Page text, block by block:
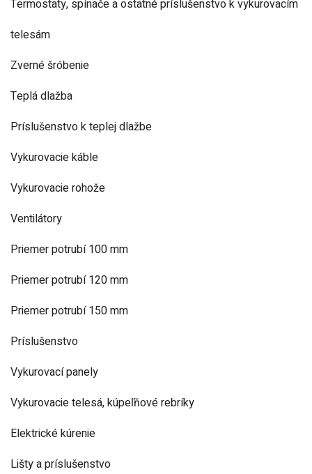
Termostaty, spínače a ostatné príslušenstvo k vykurovacím
telesám
Zverné šróbenie
Teplá dlažba
Príslušenstvo k teplej dlažbe
Vykurovacie káble
Vykurovacie rohože
Ventilátory
Priemer potrubí 100 mm
Priemer potrubí 120 mm
Priemer potrubí 150 mm
Príslušenstvo
Vykurovací panely
Vykurovacie telesá, kúpeľňové rebríky
Elektrické kúrenie
Lišty a príslušenstvo